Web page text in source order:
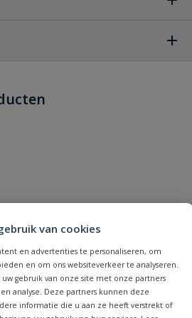
van cookies
en advertenties te personaliseren, om
en om ons websiteverkeer te analyseren.
gebruik van onze site met onze partners
analyse. Deze partners kunnen deze
informatie die u aan ze heeft verstrekt of